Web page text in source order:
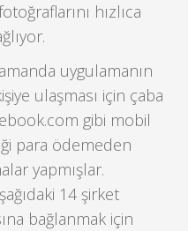
hızlıca
uygulamanın
ulaşması için çaba
gibi mobil
para ödemeden
yapmışlar.
14 şirket
bağlanmak için